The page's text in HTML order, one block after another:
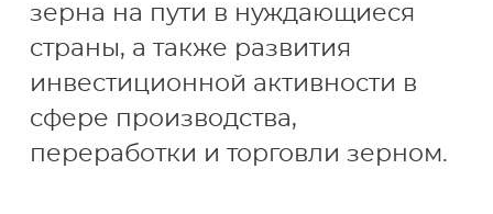
зерна на пути в нуждающиеся
страны, а также развития
инвестиционной активности в
сфере производства,
переработки и торговли зерном.